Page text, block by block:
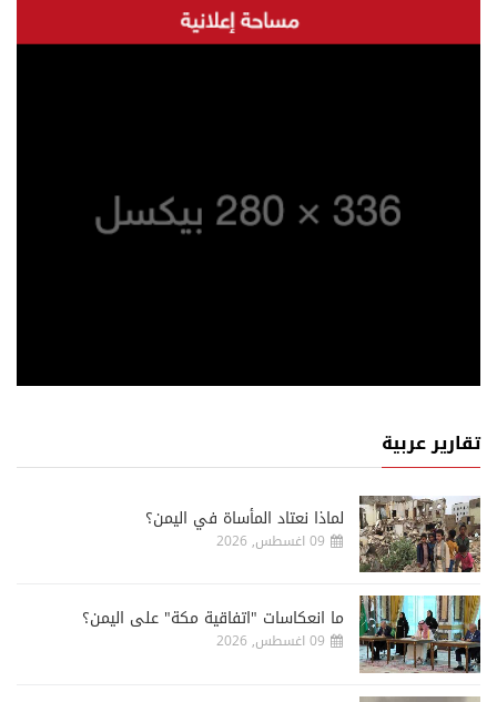
تقارير عربية
لماذا نعتاد المأساة في اليمن؟
09 اغسطس, 2026
ما انعكاسات "اتفاقية مكة" على اليمن؟
09 اغسطس, 2026